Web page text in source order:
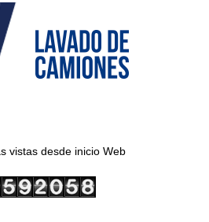
vistas desde inicio Web